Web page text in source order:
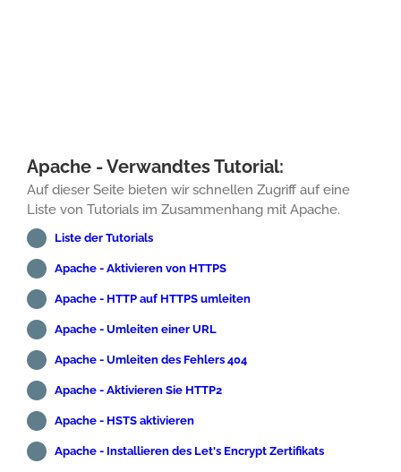
Apache - Verwandtes Tutorial:
Auf dieser Seite bieten wir schnellen Zugriff auf eine
Liste von Tutorials im Zusammenhang mit Apache.
Liste der Tutorials
Apache - Aktivieren von HTTPS
Apache - HTTP auf HTTPS umleiten
Apache - Umleiten einer URL
Apache - Umleiten des Fehlers 404
Apache - Aktivieren Sie HTTP2
Apache - HSTS aktivieren
Apache - Installieren des Let's Encrypt Zertifikats